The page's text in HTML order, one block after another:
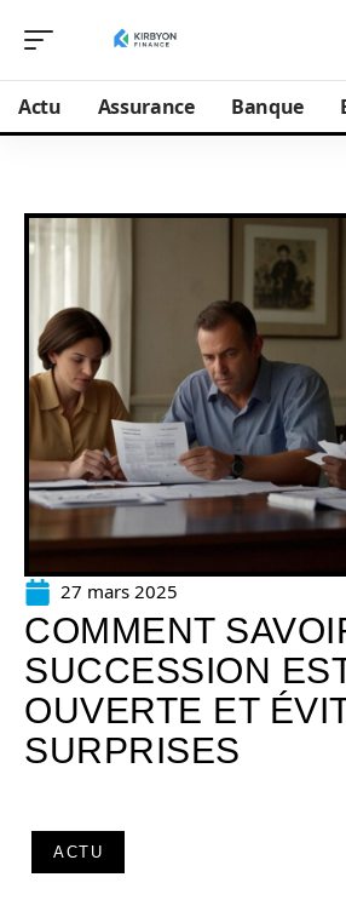
Actu Assurance Banque
27 mars 2025
COMMENT
SUCCESSION
OUVERTE ET
SURPRISES
ACTU